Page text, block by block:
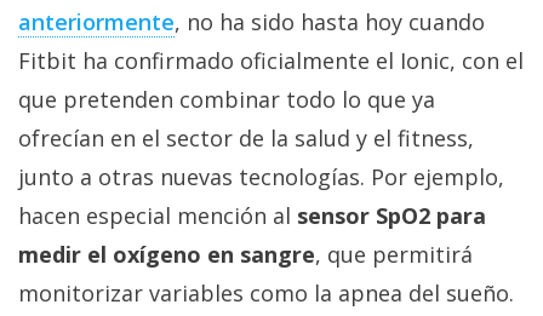
Foros
Contacto
/
Sobre
nosotros
/
Publicidad
/
Cambiar
anteriormente, no ha sido hasta hoy cuando
Fitbit ha confirmado oficialmente el Ionic, con el
que pretenden combinar todo lo que ya
ofrecían en el sector de la salud y el fitness,
junto a otras nuevas tecnologías. Por ejemplo,
hacen especial mención al sensor SpO2 para
medir el oxígeno en sangre, que permitirá
monitorizar variables como la apnea del sueño.